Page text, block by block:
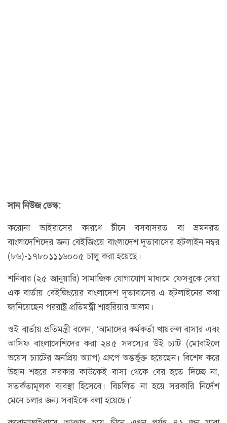
সান নিউজ ডেস্ক:
করোনা ভাইরাসের কারণে চীনে বসবাসরত বা ভ্রমনরত
বাংলাদেশিদের জন্য বেইজিংয়ে বাংলাদেশ দূতাবাসের হটলাইন নম্বর
(৮৬)-১৭৮০১১১৬০০৫ চালু করা হয়েছে।
শনিবার (২৫ জানুয়ারি) সামাজিক যোগাযোগ মাধ্যমে ফেসবুকে দেয়া
এক বার্তায় বেইজিংয়ের বাংলাদেশ দূতাবাসের এ হটলাইনের কথা
জানিয়েছেন পররাষ্ট্র প্রতিমন্ত্রী শাহরিয়ার আলম।
ওই বার্তায় প্রতিমন্ত্রী বলেন, ‘আমাদের কর্মকর্তা খায়রুল বাসার এবং
আসিফ বাংলাদেশিদের করা ২৪৫ সদস্যের উই চ্যাট (মোবাইলে
ভয়েস চ্যাটের জনপ্রিয় অ্যাপ) গ্রুপে অন্তর্ভুক্ত হয়েছেন। বিশেষ করে
উহান শহরে সরকার কাউকেই বাসা থেকে বের হতে দিচ্ছে না,
সতর্কতামূলক ব্যবস্থা হিসেবে। বিচলিত না হয়ে সরকারি নির্দেশ
মেনে চলার জন্য সবাইকে বলা হয়েছে।’